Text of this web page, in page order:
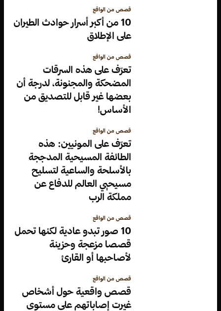
قصص من الواقع
10 من أكبر أسرار حوادث الطيران
على الإطلاق
قصص من الواقع
تعرّف على هذه السرقات
المضحكة والمجنونة، لدرجة أن
بعضها غير قابل للتصديق من
الأساس!
قصص من الواقع
تعرّف على المونيين: هذه
الطائفة المسيحية المدججة
بالأسلحة والساعية لتسليح
مسيحيي العالم للدفاع عن
مملكة الرب
قصص من الواقع
10 صور تبدو عادية لكنها تحمل
قصصا مزعجة وحزينة
لأصاحبها أو القارئ
قصص من الواقع
قصص واقعية حول أشخاص
غيرت إصاباتهم على مستوى